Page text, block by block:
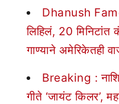
Dhanush
लिहिलं, 20 मिनिटांत
गाण्याने अमेरिकेतही
Breaking :
गीते ‘जायंट किलर’,